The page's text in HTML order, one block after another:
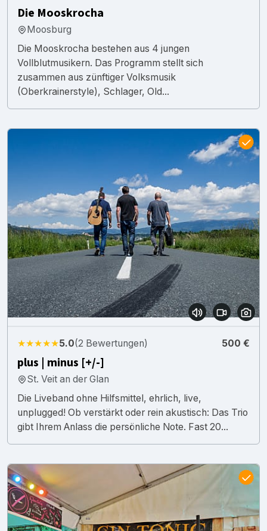
Die Mooskrocha
Moosburg
Die Mooskrocha bestehen aus 4 jungen
Vollblutmusikern. Das Programm stellt sich
zusammen aus zünftiger Volksmusik
(Oberkrainerstyle), Schlager, Old...
★★★★★5.0(2 Bewertungen) 500 €
plus | minus [+/-]
St. Veit an der Glan
Die Liveband ohne Hilfsmittel, ehrlich, live,
unplugged! Ob verstärkt oder rein akustisch: Das Trio
gibt Ihrem Anlass die persönliche Note. Fast 20...